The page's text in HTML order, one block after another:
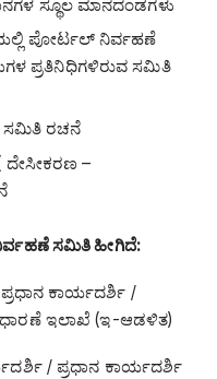
ಸ್ಥೂಲ ಮಾನದಂಡಗಳು
ಪೋರ್ಟಲ್‌ ನಿರ್ವಹಣೆ
ಪ್ರತಿನಿಧಿಗಳಿರುವ ಸಮಿತಿ
ಸಮಿತಿ ರಚನೆ
ದೇಸೀಕರಣ –
ಸಮಿತಿ ಹೀಗಿದೆ:
ಕಾರ್ಯದರ್ಶಿ /
ಇಲಾಖೆ (ಇ-ಆಡಳಿತ)
/ ಪ್ರಧಾನ ಕಾರ್ಯದರ್ಶಿ